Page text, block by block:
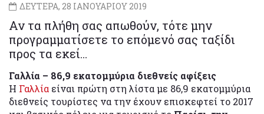
ΔΕΥΤΕΡΑ, 28 ΙΑΝΟΥΑΡΙΟΥ 2019
Αν τα πλήθη σας απωθούν, τότε μην
προγραμματίσετε το επόμενό σας ταξίδι
προς τα εκεί…
Γαλλία – 86,9 εκατομμύρια διεθνείς αφίξεις
Η Γαλλία είναι πρώτη στη λίστα με 86,9 εκατομμύρια
διεθνείς τουρίστες να την έχουν επισκεφτεί το 2017